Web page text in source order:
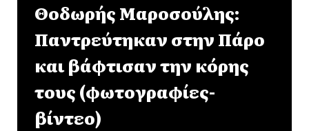
Θοδωρής Μαροσούλης:
Παντρεύτηκαν στην Πάρο
και βάφτισαν την κόρης
τους (φωτογραφίες-
βίντεο)